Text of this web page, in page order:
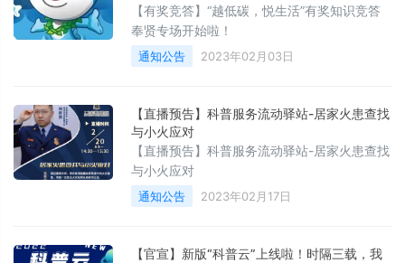
【有奖竞答】“越低碳，悦生活”有奖知识竞答
奉贤专场开始啦！
通知公告 2023年02月03日
【直播预告】科普服务流动驿站-居家火患查找
与小火应对
【直播预告】科普服务流动驿站-居家火患查找
与小火应对
通知公告 2023年02月17日
【官宣】新版“科普云”上线啦！时隔三载，我